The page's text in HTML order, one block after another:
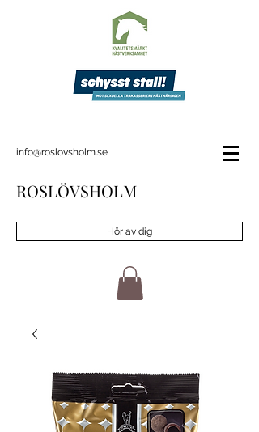
info@roslovsholm.se
ROSLÖVSHOLM
Hör av dig